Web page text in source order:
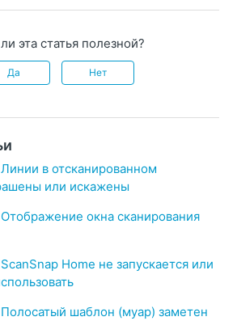
эта статья полезной?
Да Нет
в отсканированном
или искажены
окна сканирования
Home не запускается или
шаблон (муар) заметен